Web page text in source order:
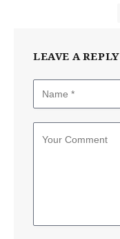
LEAVE A REPLY